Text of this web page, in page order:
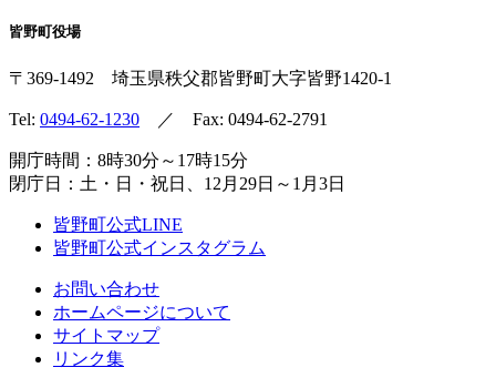
皆野町役場
〒369-1492 埼玉県秩父郡皆野町大字皆野1420-1
Tel: 0494-62-1230 ／ Fax: 0494-62-2791
開庁時間：8時30分～17時15分
閉庁日：土・日・祝日、12月29日～1月3日
皆野町公式LINE
皆野町公式インスタグラム
お問い合わせ
ホームページについて
サイトマップ
リンク集